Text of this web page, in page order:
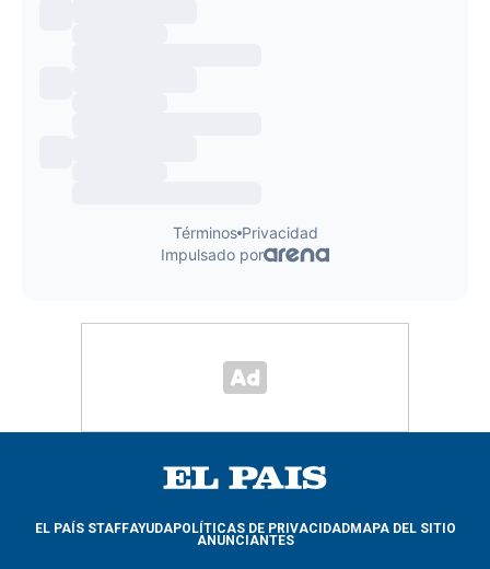
EL PAÍS STAFFAYUDAPOLÍTICAS DE PRIVACIDADMAPA DEL SITIO
ANUNCIANTES